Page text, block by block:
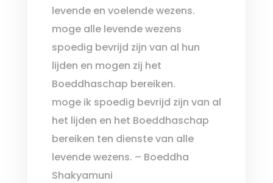
levende en voelende wezens.
moge alle levende wezens
spoedig bevrijd zijn van al hun
lijden en mogen zij het
Boeddhaschap bereiken.
moge ik spoedig bevrijd zijn van al
het lijden en het Boeddhaschap
bereiken ten dienste van alle
levende wezens. – Boeddha
Shakyamuni